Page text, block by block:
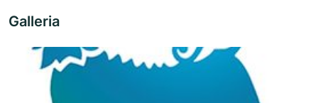
Galleria